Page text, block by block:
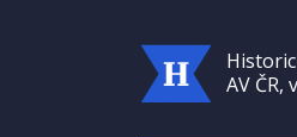
AV ČR,